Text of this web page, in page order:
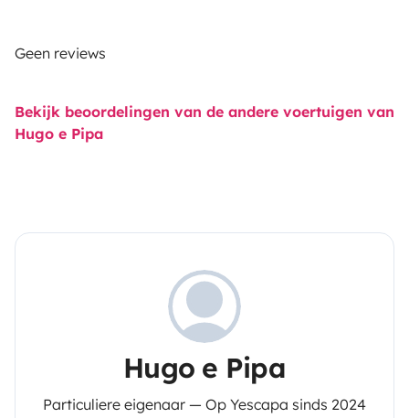
Geen reviews
Bekijk beoordelingen van de andere voertuigen van
Hugo e Pipa
Hugo e Pipa
Particuliere eigenaar — Op Yescapa sinds 2024